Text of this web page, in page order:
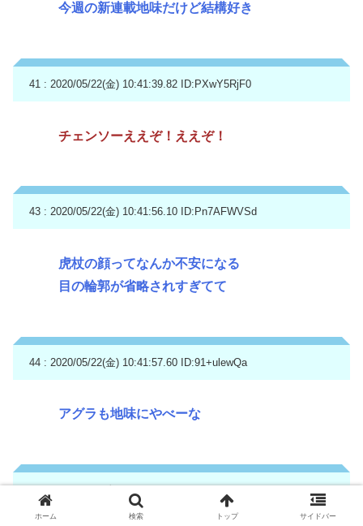
今週の新連載地味だけど結構好き
41 : 2020/05/22(金) 10:41:39.82 ID:PXwY5RjF0
チェンソーええぞ！ええぞ！
43 : 2020/05/22(金) 10:41:56.10 ID:Pn7AFWVSd
虎杖の顔ってなんか不安になる
目の輪郭が省略されすぎてて
44 : 2020/05/22(金) 10:41:57.60 ID:91+ulewQa
アグラも地味にやべーな
ホーム 検索 トップ サイドバー